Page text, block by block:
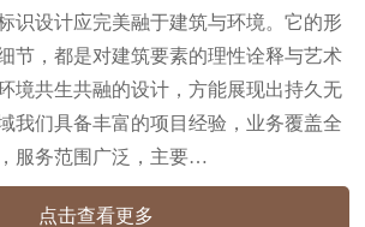
识设计应完美融于建筑与环境。它的形
节，都是对建筑要素的理性诠释与艺术
境共生共融的设计，方能展现出持久无
我们具备丰富的项目经验，业务覆盖全
服务范围广泛，主要…
点击查看更多